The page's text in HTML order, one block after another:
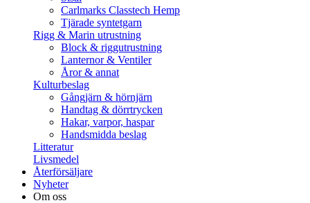
Carlmarks Classtech Hemp
Tjärade syntetgarn
Rigg & Marin utrustning
Block & riggutrustning
Lanternor & Ventiler
Åror & annat
Kulturbeslag
Gångjärn & hörnjärn
Handtag & dörrtrycken
Hakar, varpor, haspar
Handsmidda beslag
Litteratur
Livsmedel
Återförsäljare
Nyheter
Om oss